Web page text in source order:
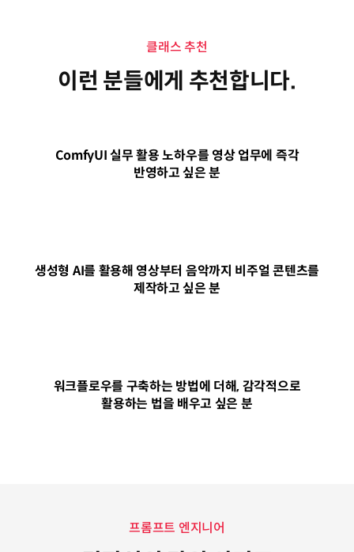
클래스 추천
이런 분들에게 추천합니다.
ComfyUI 실무 활용 노하우를 영상 업무에 즉각
반영하고 싶은 분
생성형 AI를 활용해 영상부터 음악까지 비주얼 콘텐츠를
제작하고 싶은 분
워크플로우를 구축하는 방법에 더해, 감각적으로
활용하는 법을 배우고 싶은 분
프롬프트 엔지니어